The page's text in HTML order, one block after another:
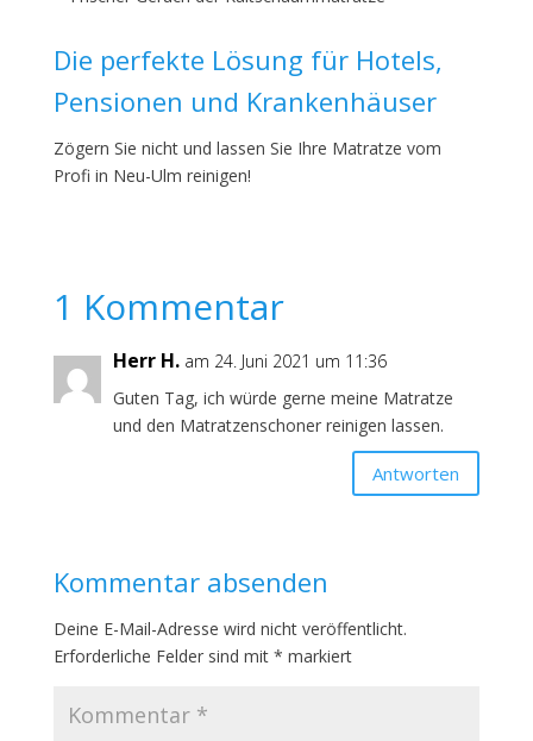
Die perfekte Lösung für Hotels,
Pensionen und Krankenhäuser
Zögern Sie nicht und lassen Sie Ihre Matratze vom
Profi in Neu-Ulm reinigen!
1 Kommentar
Herr H. am 24. Juni 2021 um 11:36
Guten Tag, ich würde gerne meine Matratze
und den Matratzenschoner reinigen lassen.
Antworten
Kommentar absenden
Deine E-Mail-Adresse wird nicht veröffentlicht.
Erforderliche Felder sind mit * markiert